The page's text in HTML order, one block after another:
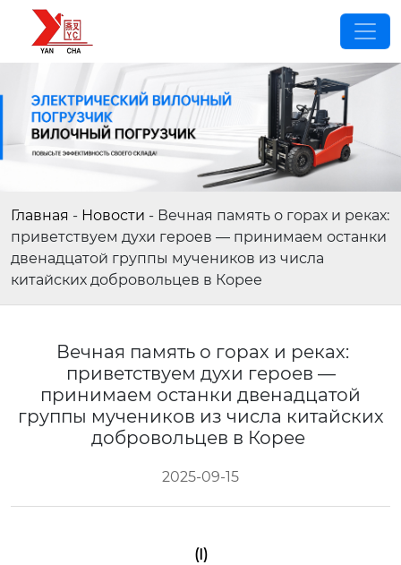
Главная - Новости - Вечная память о горах и реках:
приветствуем духи героев — принимаем останки
двенадцатой группы мучеников из числа
китайских добровольцев в Корее
Вечная память о горах и реках:
приветствуем духи героев —
принимаем останки двенадцатой
группы мучеников из числа китайских
добровольцев в Корее
2025-09-15
(I)